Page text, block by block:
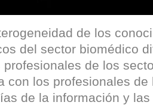
de los
del sector biomédico
profesionales de los
con los profesionales de
de la información y